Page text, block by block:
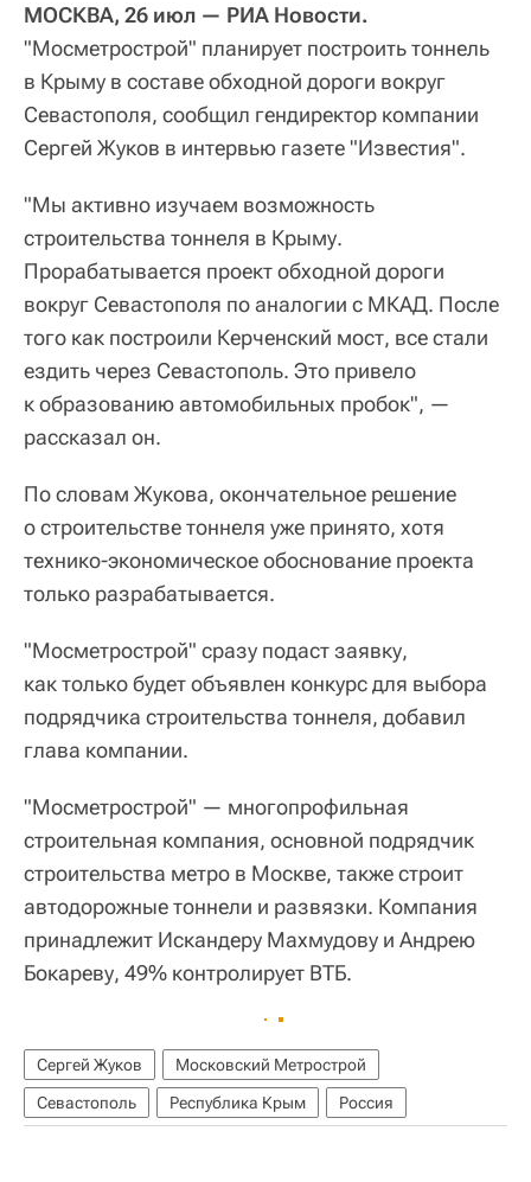
МОСКВА, 26 июл — РИА Новости.
"Мосметрострой" планирует построить тоннель
в Крыму в составе обходной дороги вокруг
Севастополя, сообщил гендиректор компании
Сергей Жуков в интервью газете "Известия".
"Мы активно изучаем возможность
строительства тоннеля в Крыму.
Прорабатывается проект обходной дороги
вокруг Севастополя по аналогии с МКАД. После
того как построили Керченский мост, все стали
ездить через Севастополь. Это привело
к образованию автомобильных пробок", —
рассказал он.
По словам Жукова, окончательное решение
о строительстве тоннеля уже принято, хотя
технико-экономическое обоснование проекта
только разрабатывается.
"Мосметрострой" сразу подаст заявку,
как только будет объявлен конкурс для выбора
подрядчика строительства тоннеля, добавил
глава компании.
"Мосметрострой" — многопрофильная
строительная компания, основной подрядчик
строительства метро в Москве, также строит
автодорожные тоннели и развязки. Компания
принадлежит Искандеру Махмудову и Андрею
Бокареву, 49% контролирует ВТБ.
Сергей Жуков
Московский Метрострой
Севастополь
Республика Крым Россия